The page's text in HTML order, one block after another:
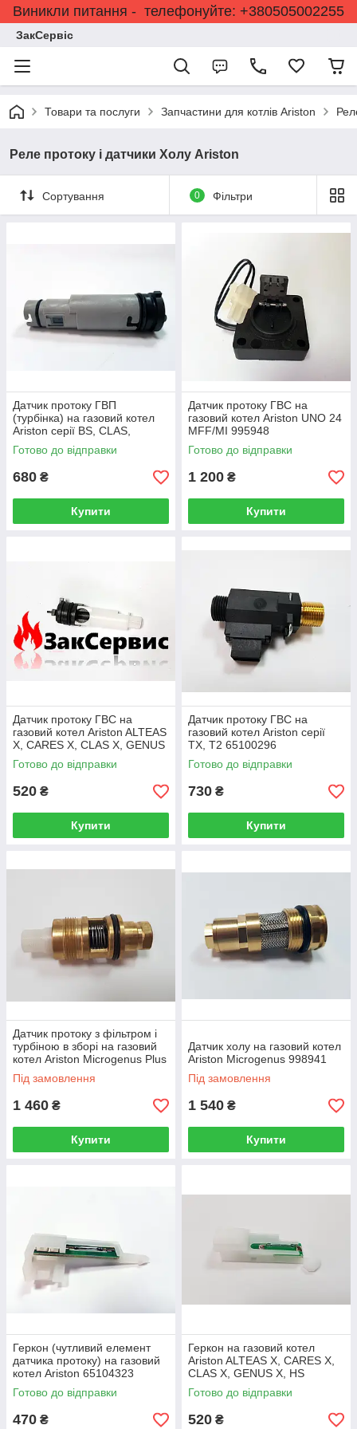
Виникли питання - телефонуйте: +380505002255
ЗакСервіс
Товари та послуги Запчастини для котлів Ariston
Реле протоку і датчики Холу Ariston
Сортування 0 Фільтри
Датчик протоку ГВП
(турбінка) на газовий котел
Ariston серії BS, CLAS,
GENUS 65104317
Готово до відправки
680 ₴
Купити
Датчик протоку ГВС на
газовий котел Ariston UNO 24
MFF/MI 995948
Готово до відправки
1 200 ₴
Купити
Датчик протоку ГВС на
газовий котел Ariston ALTEAS
X, CARES X, CLAS X, GENUS
X, HS 65114919
Готово до відправки
520 ₴
Купити
Датчик протоку ГВС на
газовий котел Ariston серії
TX, T2 65100296
Готово до відправки
730 ₴
Купити
Датчик протоку з фільтром і
турбіною в зборі на газовий
котел Ariston Microgenus Plus
65100541
Під замовлення
1 460 ₴
Купити
Датчик холу на газовий котел
Ariston Microgenus 998941
Під замовлення
1 540 ₴
Купити
Геркон (чутливий елемент
датчика протоку) на газовий
котел Ariston 65104323
Готово до відправки
470 ₴
Геркон на газовий котел
Ariston ALTEAS X, CARES X,
CLAS X, GENUS X, HS
65114921-01
Готово до відправки
520 ₴